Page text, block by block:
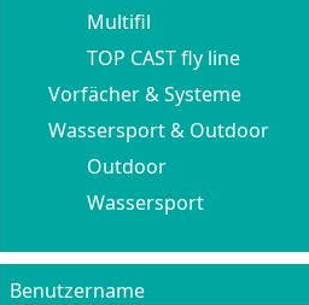
Multifil
TOP CAST fly line
Vorfächer & Systeme
Wassersport & Outdoor
Outdoor
Wassersport
Benutzername